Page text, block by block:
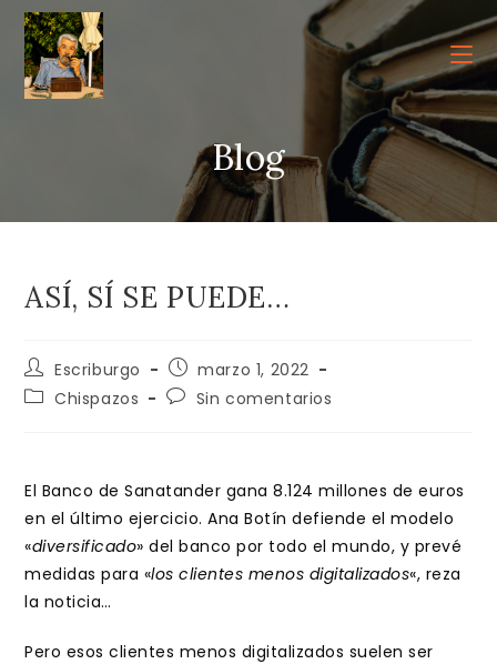
contenido
Blog
ASÍ, SÍ SE PUEDE…
Autor
de
la
Escriburgo
Publicación
de
la
marzo 1, 2022
Categoría
Chispazos
Comentarios
Sin comentarios
El Banco de Sanatander gana 8.124 millones de euros
en el último ejercicio. Ana Botín defiende el modelo
«diversificado» del banco por todo el mundo, y prevé
medidas para «los clientes menos digitalizados«, reza
la noticia…
Pero esos clientes menos digitalizados suelen ser